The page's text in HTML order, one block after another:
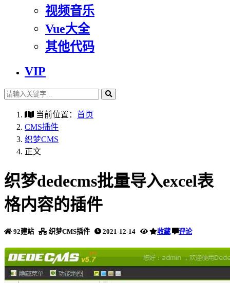
视频音乐
Vue大全
其他代码
VIP
当前位置： 首页
CMS插件
织梦CMS
正文
织梦dedecms批量导入excel表
格内容的插件
92建站 织梦CMS插件 2021-12-14 收藏 评论